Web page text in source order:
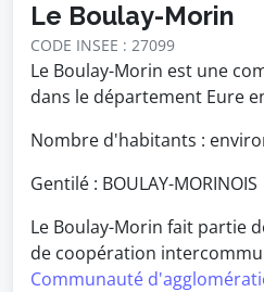
Le Boulay-Morin
CODE INSEE : 27099
Le Boulay-Morin est une
dans le département Eure
Nombre d'habitants :
Gentilé : BOULAY-MORINOIS
Le Boulay-Morin fait partie
de coopération
Communauté